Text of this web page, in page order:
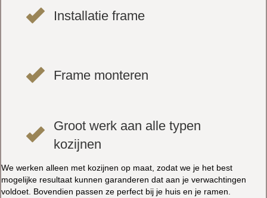
Installatie frame
Frame monteren
Groot werk aan alle typen
kozijnen
We werken alleen met kozijnen op maat, zodat we je het best
mogelijke resultaat kunnen garanderen dat aan je verwachtingen
voldoet. Bovendien passen ze perfect bij je huis en je ramen.